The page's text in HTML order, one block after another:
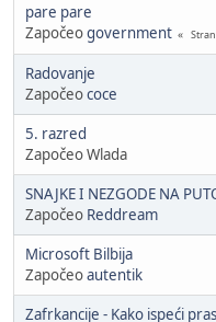
pare pare
Započeogovernment
Radovanje
Započeococe
5. razred
Započeo Wlada
SNAJKE I NEZGODE NA
Započeo Reddream
Microsoft Bilbija
Započeoautentik
Zafrkancije - Kako ispeći